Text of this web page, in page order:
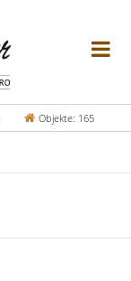
Objekte: 165